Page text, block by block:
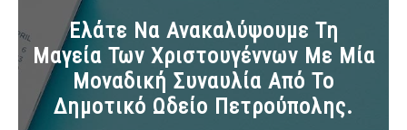
Ελάτε Να Ανακαλύψουμε Τη
Μαγεία Των Χριστουγέννων Με Μία
Μοναδική Συναυλία Από Το
Δημοτικό Ωδείο Πετρούπολης.